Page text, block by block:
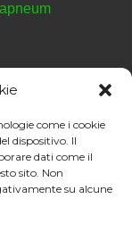
come i cookie
dispositivo. Il
dati come il
sito. Non
su alcune